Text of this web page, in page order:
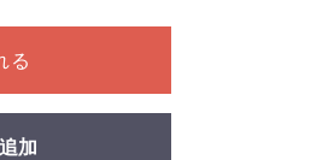
さい
る
加